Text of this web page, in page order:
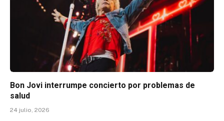
Bon Jovi interrumpe concierto por problemas de
salud
24 julio, 2026